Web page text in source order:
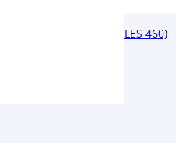
480) (OSQ NOODLES 460)